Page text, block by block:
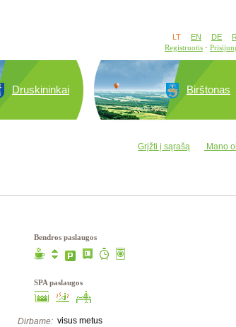
LT EN DE
Registruotis
Druskininkai Birštonas
Grįžti į sąrašą Mano
Bendros paslaugos
SPA paslaugos
Dirbame: visus metus